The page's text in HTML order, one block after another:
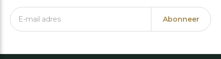
Abonneer